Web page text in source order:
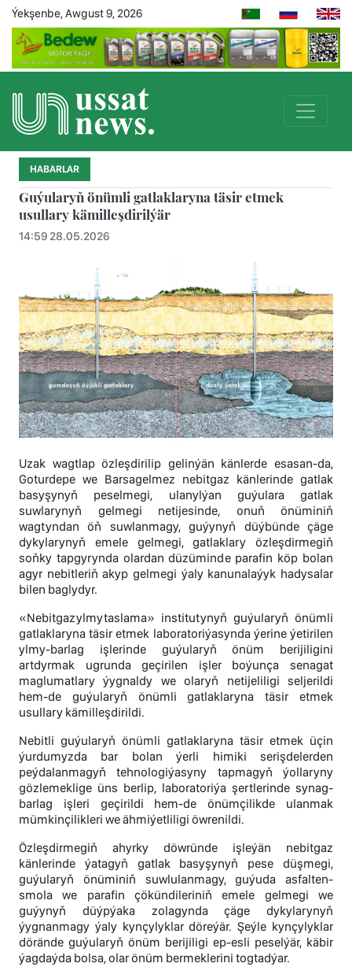
Ýekşenbe, Awgust 9, 2026
HABARLAR
Guýularyň önümli gatlaklaryna täsir etmek
usullary kämilleşdirilýär
14:59 28.05.2026
Uzak wagtlap özleşdirilip gelinýän känlerde esasan-da,
Goturdepe we Barsagelmez nebitgaz känlerinde gatlak
basyşynyň peselmegi, ulanylýan guýulara gatlak
suwlarynyň gelmegi netijesinde, onuň önüminiň
wagtyndan öň suwlanmagy, guýynyň düýbünde çäge
dykylarynyň emele gelmegi, gatlaklary özleşdirmegiň
soňky tapgyrynda olardan düzüminde parafin köp bolan
agyr nebitleriň akyp gelmegi ýaly kanunalaýyk hadysalar
bilen baglydyr.
«Nebitgazylmytaslama» institutynyň guýularyň önümli
gatlaklaryna täsir etmek laboratoriýasynda ýerine ýetirilen
ylmy-barlag işlerinde guýularyň önüm berijiligini
artdyrmak ugrunda geçirilen işler boýunça senagat
maglumatlary ýygnaldy we olaryň netijeliligi seljerildi
hem-de guýularyň önümli gatlaklaryna täsir etmek
usullary kämilleşdirildi.
Nebitli guýularyň önümli gatlaklaryna täsir etmek üçin
ýurdumyzda bar bolan ýerli himiki serişdelerden
peýdalanmagyň tehnologiýasyny tapmagyň ýollaryny
gözlemeklige üns berlip, laboratoriýa şertlerinde synag-
barlag işleri geçirildi hem-de önümçilikde ulanmak
mümkinçilikleri we ähmiýetliligi öwrenildi.
Özleşdirmegiň ahyrky döwründe işleýän nebitgaz
känlerinde ýatagyň gatlak basyşynyň pese düşmegi,
guýularyň önüminiň suwlulanmagy, guýuda asfalten-
smola we parafin çökündileriniň emele gelmegi we
guýynyň düýpýaka zolagynda çäge dykylarynyň
ýygnanmagy ýaly kynçylyklar döreýär. Şeýle kynçylyklar
dörände guýularyň önüm berijiligi ep-esli peselýär, käbir
ýagdaýda bolsa, olar önüm bermeklerini togtadýar.